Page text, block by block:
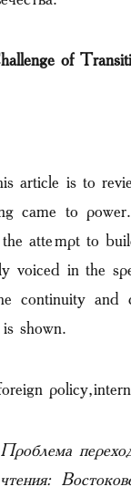
of
article is to
came to
the attempt to
voiced in the
continuity and
shown.
policy,